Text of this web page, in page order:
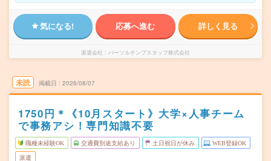
気になる! 応募へ進む 詳しく見る
派遣会社 パーソルテンプスタッフ株式会社
未読 掲載日 2026/08/07
1750円＊《10月スタート》大学×人事チーム
で事務アシ！専門知識不要
職種未経験OK 交通費別途支給あり 土日祝日が休み WEB登録OK
派遣